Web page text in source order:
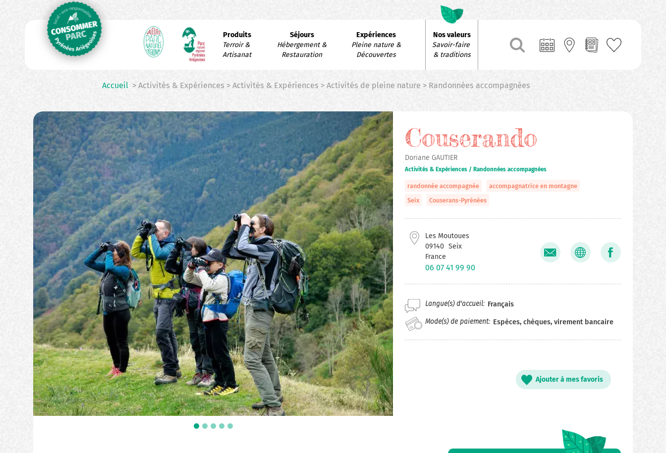
Navigation
principale
Produits
Terroir &
Artisanat
Séjours
Hébergement &
Restauration
Expériences
Pleine nature &
Découvertes
Nos valeurs
Savoir-faire
& traditions
Accueil > Activités & Expériences > Activités & Expériences > Activités de pleine nature > Randonnées accompagnées
Couserando
Doriane GAUTIER
Activités & Expériences / Randonnées accompagnées
randonnée accompagnée
accompagnatrice en montagne
Seix
Couserans-Pyrénées
Les Moutoues
09140 Seix
France
06 07 41 99 90
Langue(s) d'accueil Français
Mode(s) de paiement Espèces, chèques, virement bancaire
Ajouter à mes favoris